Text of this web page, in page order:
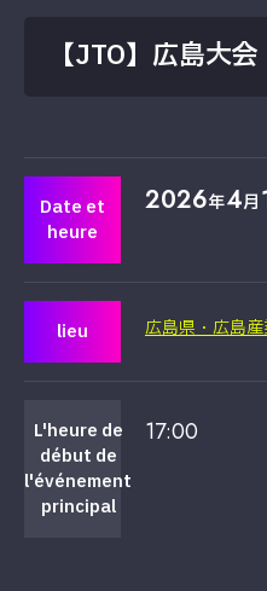
【JTO】広島大会
Date et
heure
2026年4月
lieu 広島県・広島
L'heure de
début de
l'événement
principal
17:00